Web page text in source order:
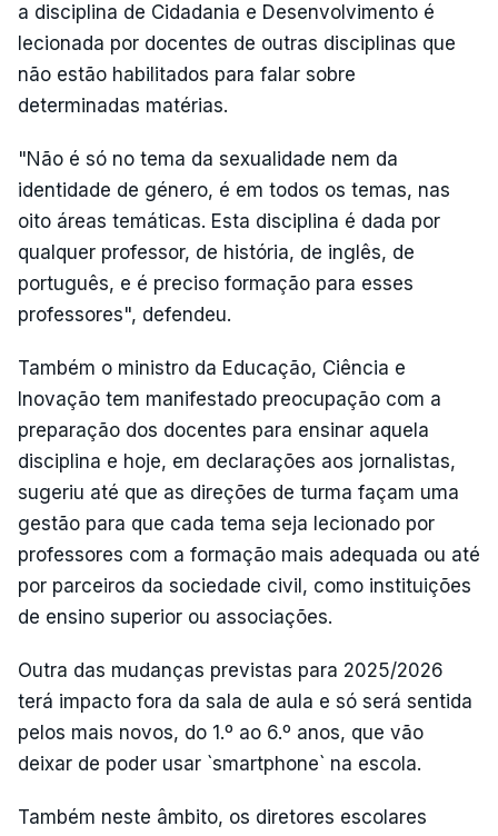
a disciplina de Cidadania e Desenvolvimento é
lecionada por docentes de outras disciplinas que
não estão habilitados para falar sobre
determinadas matérias.
"Não é só no tema da sexualidade nem da
identidade de género, é em todos os temas, nas
oito áreas temáticas. Esta disciplina é dada por
qualquer professor, de história, de inglês, de
português, e é preciso formação para esses
professores", defendeu.
Também o ministro da Educação, Ciência e
Inovação tem manifestado preocupação com a
preparação dos docentes para ensinar aquela
disciplina e hoje, em declarações aos jornalistas,
sugeriu até que as direções de turma façam uma
gestão para que cada tema seja lecionado por
professores com a formação mais adequada ou até
por parceiros da sociedade civil, como instituições
de ensino superior ou associações.
Outra das mudanças previstas para 2025/2026
terá impacto fora da sala de aula e só será sentida
pelos mais novos, do 1.º ao 6.º anos, que vão
deixar de poder usar `smartphone` na escola.
Também neste âmbito, os diretores escolares